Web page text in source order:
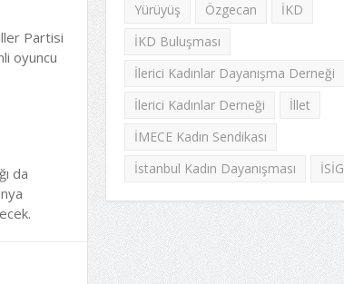
Partisi
oyuncu
da
Yürüyüş
Özgecan
İKD
İKD Buluşması
İlerici Kadınlar Dayanışma Derneği
İlerici Kadınlar Derneği
İllet
İMECE Kadın Sendikası
İstanbul Kadın Dayanışması
İSİG